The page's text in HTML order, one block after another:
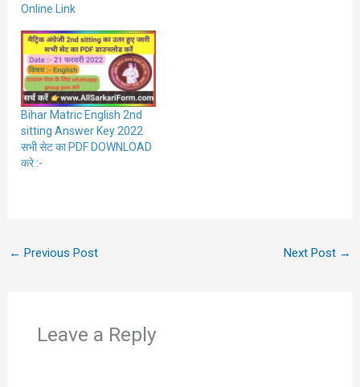
Online Link
Bihar Matric English 2nd
sitting Answer Key 2022
सभी सेट का PDF DOWNLOAD
करे :-
← Previous Post Next Post →
Leave a Reply